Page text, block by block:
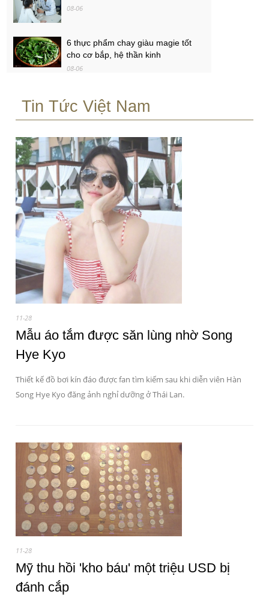
08-06
6 thực phẩm chay giàu magie tốt
cho cơ bắp, hệ thần kinh
08-06
50-100% lệ phí trước bạ
08-06
Tin Tức Việt Nam
11-28
Mẫu áo tắm được săn lùng nhờ Song
Hye Kyo
Thiết kế đồ bơi kín đáo được fan tìm kiếm sau khi diễn viên Hàn
Song Hye Kyo đăng ảnh nghỉ dưỡng ở Thái Lan.
11-28
Mỹ thu hồi 'kho báu' một triệu USD bị
đánh cắp